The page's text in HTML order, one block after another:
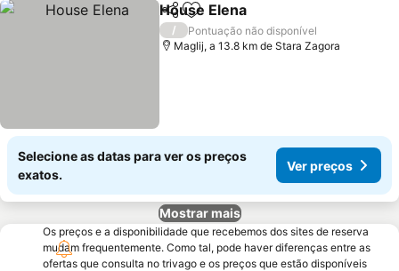
PartilharAdicionar aos favoritos
House Elena
/
Pontuação não disponível
Maglij, a 13.8 km de Stara Zagora
Selecione as datas para ver os preços
exatos.
Ver preços
Mostrar mais
Os preços e a disponibilidade que recebemos dos sites de reserva
mudam frequentemente. Como tal, pode haver diferenças entre as
ofertas que consulta no trivago e os preços que estão disponíveis